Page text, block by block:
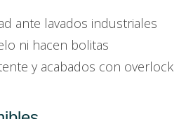
ante lavados industriales
ni hacen bolitas
y acabados con overlock